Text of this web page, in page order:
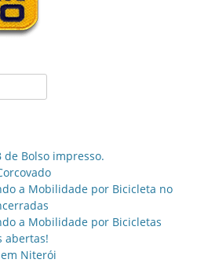
de Bolso impresso.
a Mobilidade por Bicicleta no
a Mobilidade por Bicicletas
abertas!
Niterói